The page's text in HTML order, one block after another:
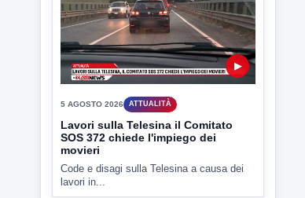
5 AGOSTO 2026 ATTUALITÀ
Miasmi, si infiamma il dibattito
politico
lL caso dei miasmi a Ponte Valentino
approda anche nel...